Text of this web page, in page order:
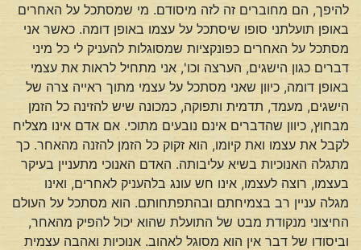
להיפך, הם מחוברים זה לזה מיסודם. מי שמסתכל על האחרים
באופן תועלתני סופו שיסתכל על עצמו באופן דומה. כאשר אני
מסתכל על האחרים כפונקציות שמסוגלות להעניק לי כל מיני
דברים כגון הישגים, הערצה וכו', אני מתחיל לראות את עצמי
באופן דומה, כיוון שאני מסתכל על עצמי מתוך ראייה צרה של
הישגים, מעמד, תדמית ותפוקה, כמכונה שיש להזינה כל הזמן
מבחוץ, כיוון שהדברים אינם נובעים מתוכי. אם אדם אינו מצליח
לקבל את עצמו ואת קיומו, הוא זקוק כל הזמן להזנה מהאחר. כך
מתגלה האנוכיות בשיא עליבותה. האדם האנוכי מתעניין בעיקר
בעצמו, רוצה לעצמו, אינו חש עונג בלהעניק לאחרים, ואינו
מגלה עניין רב בצמיחתם ובהתפתחותם. הוא מסתכל על העולם
החיצוני מנקודת מבט של התועלת שהוא יכול להפיק מהאחר,
וביסודו של דבר אין הוא מסוגל לאהוב. אנוכיות ואהבה עצמית